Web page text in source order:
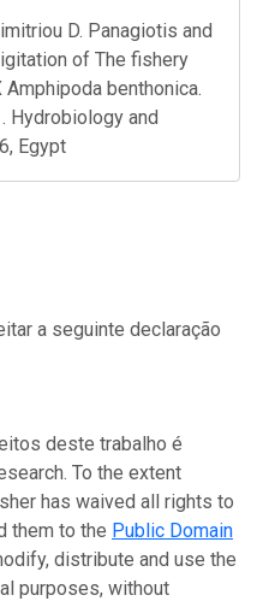
D. Panagiotis and
of The fishery
benthonica.
Hydrobiology and
Egypt
a seguinte declaração
deste trabalho é
To the extent
has waived all rights to
them to the Public Domain
distribute and use the
purposes, without